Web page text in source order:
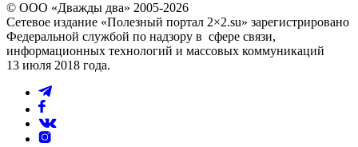
© ООО «Дважды два» 2005-2026
Сетевое издание «Полезный портал 2×2.su» зарегистрировано
Федеральной службой по надзору в сфере связи,
информационных технологий и массовых коммуникаций
13 июля 2018 года.